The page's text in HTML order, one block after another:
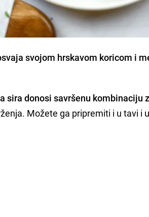
svojom hrskavom koricom i
sira donosi savršenu kombinaciju
Možete ga pripremiti i u tavi i